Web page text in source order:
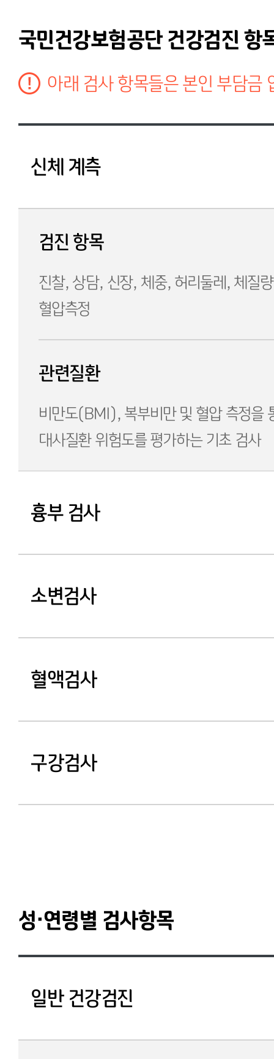
국민건강보험공단 건강검진 항
아래 검사 항목들은 본인 부담금
신체 계측
검진 항목
진찰, 상담, 신장, 체중, 허리둘레, 체질
혈압측정
관련질환
비만도(BMI), 복부비만 및 혈압 측정을
대사질환 위험도를 평가하는 기초 검사
흉부 검사
소변검사
혈액검사
구강검사
성·연령별 검사항목
일반 건강검진